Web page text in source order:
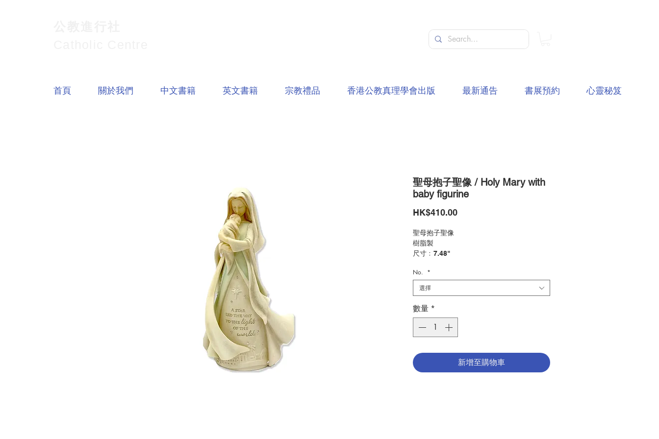
聖母抱子聖像 / Holy Mary with
baby figurine
HK$410.00價
聖母抱子聖像
樹脂製
尺寸﹕7.48"
Holy Mary with baby figurine
made in resin
size:7.48"
分類：聖像
Category：STATUE
No. 1291006862
No. *
選擇
數量 *
新增至購物車
首頁 關於我們 中文書籍 英文書籍 宗教禮品 香港公教真理學會出版 最新通告 書展預約 心靈秘笈